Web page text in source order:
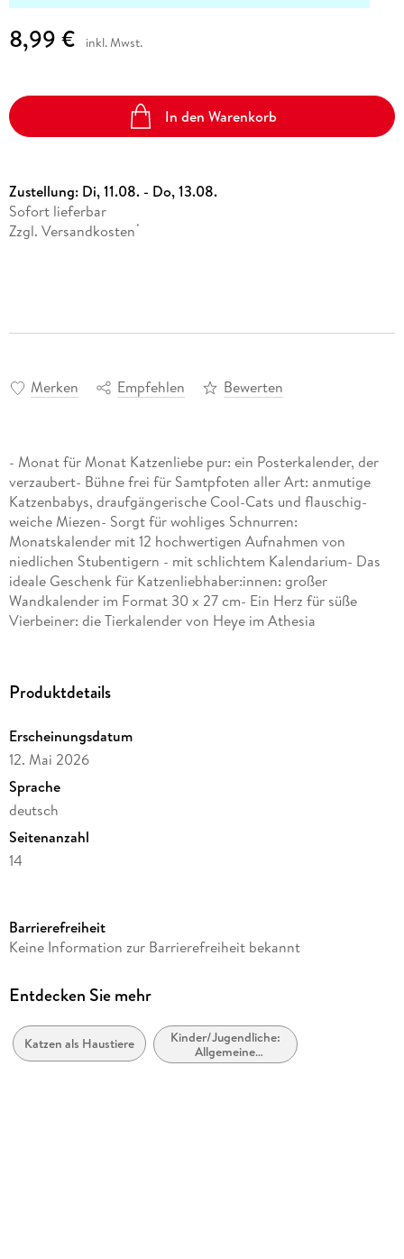
8,99 € inkl. Mwst.
In den Warenkorb
Zustellung: Di, 11.08. - Do, 13.08.
Sofort lieferbar
Zzgl. Versandkosten *
Merken Empfehlen Bewerten
- Monat für Monat Katzenliebe pur: ein Posterkalender, der
verzaubert- Bühne frei für Samtpfoten aller Art: anmutige
Katzenbabys, draufgängerische Cool-Cats und flauschig-
weiche Miezen- Sorgt für wohliges Schnurren:
Monatskalender mit 12 hochwertigen Aufnahmen von
niedlichen Stubentigern - mit schlichtem Kalendarium- Das
ideale Geschenk für Katzenliebhaber:innen: großer
Wandkalender im Format 30 x 27 cm- Ein Herz für süße
Vierbeiner: die Tierkalender von Heye im Athesia
Produktdetails
Erscheinungsdatum
12. Mai 2026
Sprache
deutsch
Seitenanzahl
14
Herausgegeben von
Verlag/Hersteller
Produktart
Kalender
Barrierefreiheit
Keine Information zur Barrierefreiheit bekannt
Entdecken Sie mehr
Katzen als Haustiere
Kinder/Jugendliche:
Allgemeine
Interessen: Katzen,